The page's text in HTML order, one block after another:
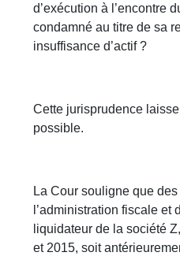
d’exécution à l’encontre
condamné au titre de sa
insuffisance d’actif ?
Cette jurisprudence
possible.
La Cour souligne que
l’administration fiscale et
liquidateur de la société
et 2015, soit